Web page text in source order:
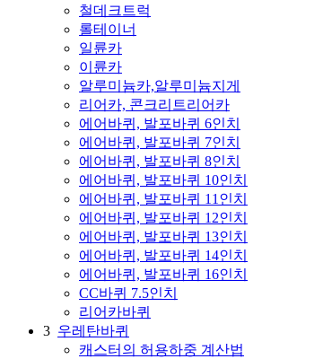
철데크트럭
롤테이너
일륜카
이륜카
알루미늄카,알루미늄지게
리어카, 콘크리트리어카
에어바퀴, 발포바퀴 6인치
에어바퀴, 발포바퀴 7인치
에어바퀴, 발포바퀴 8인치
에어바퀴, 발포바퀴 10인치
에어바퀴, 발포바퀴 11인치
에어바퀴, 발포바퀴 12인치
에어바퀴, 발포바퀴 13인치
에어바퀴, 발포바퀴 14인치
에어바퀴, 발포바퀴 16인치
CC바퀴 7.5인치
리어카바퀴
3 우레탄바퀴
캐스터의 허용하중 계산법